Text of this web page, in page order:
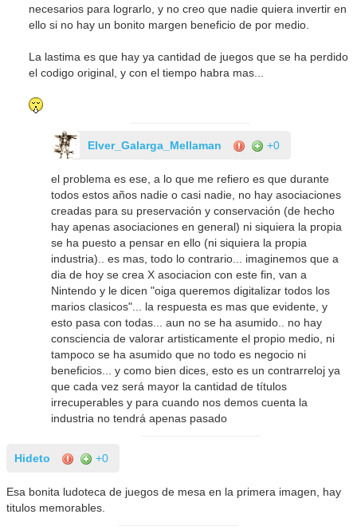
necesarios para lograrlo, y no creo que nadie quiera invertir en
ello si no hay un bonito margen beneficio de por medio.
La lastima es que hay ya cantidad de juegos que se ha perdido
el codigo original, y con el tiempo habra mas...
Elver_Galarga_Mellaman +0
el problema es ese, a lo que me refiero es que durante
todos estos años nadie o casi nadie, no hay asociaciones
creadas para su preservación y conservación (de hecho
hay apenas asociaciones en general) ni siquiera la propia
se ha puesto a pensar en ello (ni siquiera la propia
industria).. es mas, todo lo contrario... imaginemos que a
dia de hoy se crea X asociacion con este fin, van a
Nintendo y le dicen "oiga queremos digitalizar todos los
marios clasicos"... la respuesta es mas que evidente, y
esto pasa con todas... aun no se ha asumido.. no hay
consciencia de valorar artisticamente el propio medio, ni
tampoco se ha asumido que no todo es negocio ni
beneficios... y como bien dices, esto es un contrarreloj ya
que cada vez será mayor la cantidad de títulos
irrecuperables y para cuando nos demos cuenta la
industria no tendrá apenas pasado
Hideto +0
Esa bonita ludoteca de juegos de mesa en la primera imagen, hay
titulos memorables.